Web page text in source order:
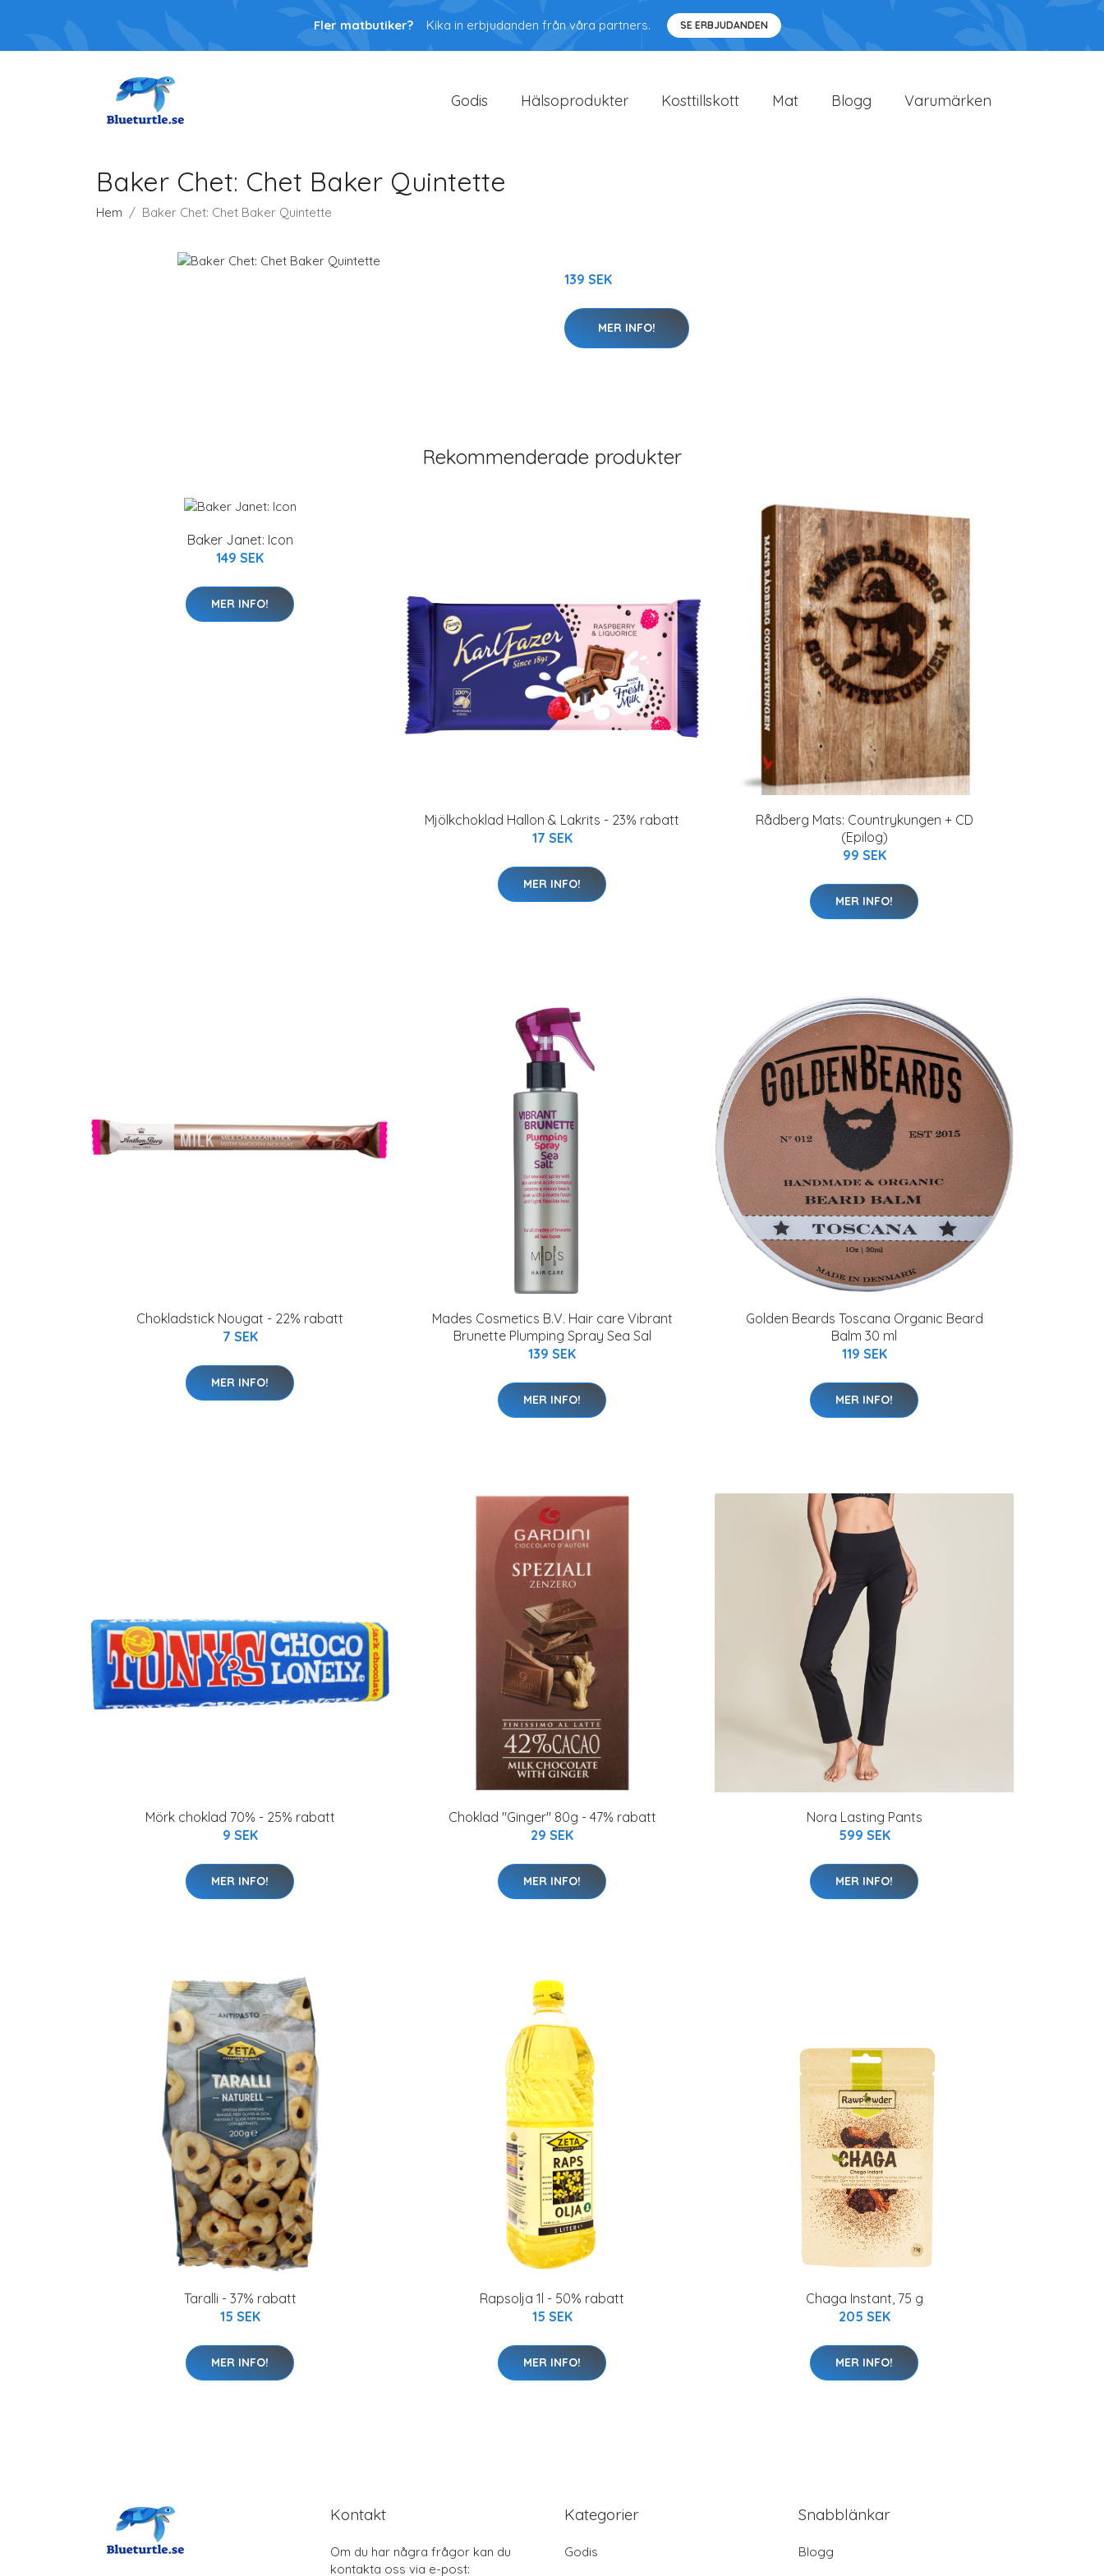
Fler matbutiker? Kika in erbjudanden från våra partners. SE ERBJUDANDEN
Godis Hälsoprodukter Kosttillskott Mat Blogg Varumärken
Baker Chet: Chet Baker Quintette
Hem Baker Chet: Chet Baker Quintette
139 SEK
MER INFO!
Rekommenderade produkter
Baker Janet: Icon
149 SEK
MER INFO!
Mjölkchoklad Hallon & Lakrits - 23% rabatt
17 SEK
MER INFO!
Rådberg Mats: Countrykungen + CD
(Epilog)
99 SEK
MER INFO!
Chokladstick Nougat - 22% rabatt
7 SEK
MER INFO!
Mades Cosmetics B.V. Hair care Vibrant
Brunette Plumping Spray Sea Sal
139 SEK
MER INFO!
Golden Beards Toscana Organic Beard
Balm 30 ml
119 SEK
MER INFO!
Mörk choklad 70% - 25% rabatt
9 SEK
MER INFO!
Choklad "Ginger" 80g - 47% rabatt
29 SEK
MER INFO!
Nora Lasting Pants
599 SEK
MER INFO!
Taralli - 37% rabatt
15 SEK
MER INFO!
Rapsolja 1l - 50% rabatt
15 SEK
MER INFO!
Chaga Instant, 75 g
205 SEK
MER INFO!
Kontakt
Om du har några frågor kan du
kontakta oss via e-post:
Kategorier
Godis
Snabblänkar
Blogg